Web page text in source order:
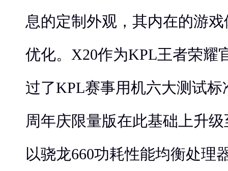
息的定制外观，其内在的游
优化。X20作为KPL王者荣耀
过了KPL赛事用机六大测试
周年庆限量版在此基础上升
以骁龙660功耗性能均衡处理